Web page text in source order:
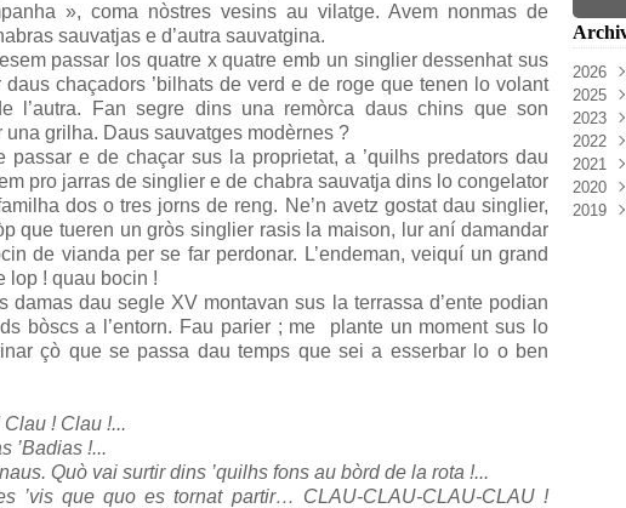
», coma nòstres vesins au vilatge. Avem nonmas de
sauvatjas e d’autra sauvatgina.
passar los quatre x quatre emb un singlier dessenhat sus
chaçadors ’bilhats de verd e de roge que tenen lo volant
l’autra. Fan segre dins una remòrca daus chins que son
grilha. Daus sauvatges modèrnes ?
passar e de chaçar sus la proprietat, a ’quilhs predators dau
pro jarras de singlier e de chabra sauvatja dins lo congelator
dos o tres jorns de reng. Ne’n avetz gostat dau singlier,
que tueren un gròs singlier rasis la maison, lur aní damandar
de vianda per se far perdonar. L’endeman, veiquí un grand
lop ! quau bocin !
damas dau segle XV montavan sus la terrassa d’ente podian
bòscs a l’entorn. Fau parier ; me plante un moment sus lo
çò que se passa dau temps que sei a esserbar lo o ben
! Clau !...
’Badias !...
Quò vai surtir dins ’quilhs fons au bòrd de la rota !...
’vis que quo es tornat partir… CLAU-CLAU-CLAU-CLAU !
2026
Août
Mai
2025
Juin
2023
Août
2022
Juin
2021
2020
2019